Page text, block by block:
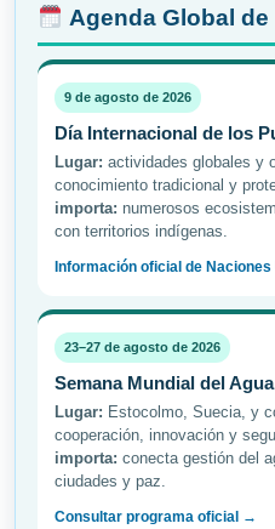
Agenda Global de
9 de agosto de 2026
Día Internacional de los
Lugar: actividades globales y
conocimiento tradicional y
importa: numerosos
con territorios indígenas.
Información oficial de
23–27 de agosto de 2026
Semana Mundial del Agua
Lugar: Estocolmo, Suecia, y
cooperación, innovación y
importa: conecta gestión del
ciudades y paz.
Consultar programa oficial →